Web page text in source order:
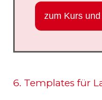
zum Kurs
6. Templates für